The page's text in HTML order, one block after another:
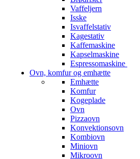
Vaffeljern
Isske
Isvaffelstativ
Kagestativ
Kaffemaskine
Kapselmaskine
Espressomaskine
Ovn, komfur og emhætte
Emhætte
Komfur
Kogeplade
Ovn
Pizzaovn
Konvektionsovn
Kombiovn
Miniovn
Mikroovn